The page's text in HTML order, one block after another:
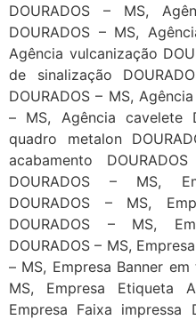
DOURADOS – MS,
DOURADOS – MS,
Agência vulcanização
de sinalização
DOURADOS – MS,
– MS, Agência cavelete
quadro metalon
acabamento
DOURADOS – MS,
DOURADOS – MS,
DOURADOS – MS,
DOURADOS – MS,
– MS, Empresa Banner
MS, Empresa Etiqueta
Empresa Faixa impressa